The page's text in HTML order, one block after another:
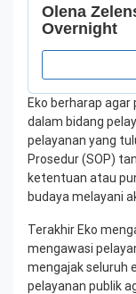
Eko berharap
dalam bidang
pelayanan yang
Prosedur (SOP)
ketentuan atau
budaya melayani
Terakhir Eko
mengawasi
mengajak seluruh
pelayanan publik